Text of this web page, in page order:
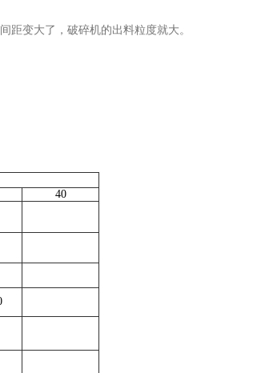
距变大了，破碎机的出料粒度就大。
40